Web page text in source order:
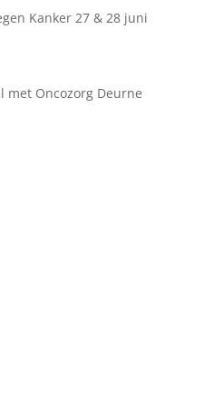
Kanker 27 & 28 juni
met Oncozorg Deurne